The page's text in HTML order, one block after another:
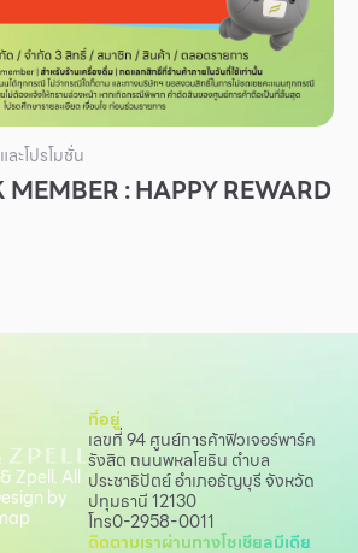
ะโปรโมชั่น
MEMBER : HAPPY REWARD
ที่อยู่
เลขที่ 94 ศูนย์การค้าฟิวเจอร์พาร์ค
รังสิต ถนนพหลโยธิน ตำบล
ประชาธิปัตย์ อำเภอธัญบุรี จังหวัด
ปทุมธานี 12130
โทร0-2958-0011
ติดตามเราผ่านทางโซเชียลมีเดีย
Zpell. All
by